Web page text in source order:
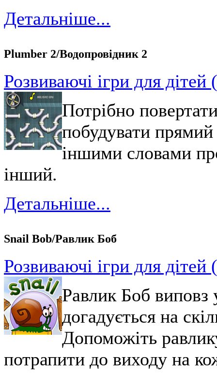
Детальніше...
Plumber 2/Водопровідник 2
Розвиваючі ігри для
Потрібно
побудувати прямий
іншими словами
інший.
Детальніше...
Snaіl Bob/Равлик Боб
Розвиваючі ігри для
Равлик Боб виповз
догадується на
Допоможіть
потрапити до виходу на